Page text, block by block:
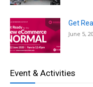
Get
June 5,
Event & Activities